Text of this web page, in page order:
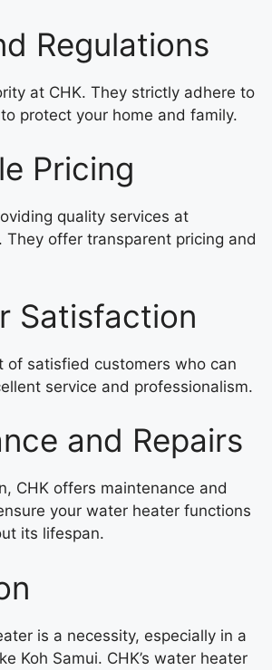
Regulations
at CHK. They strictly adhere to
protect your home and family.
Pricing
quality services at
They offer transparent pricing and
Satisfaction
of satisfied customers who can
service and professionalism.
and Repairs
CHK offers maintenance and
your water heater functions
its lifespan.
is a necessity, especially in a
Koh Samui. CHK’s water heater